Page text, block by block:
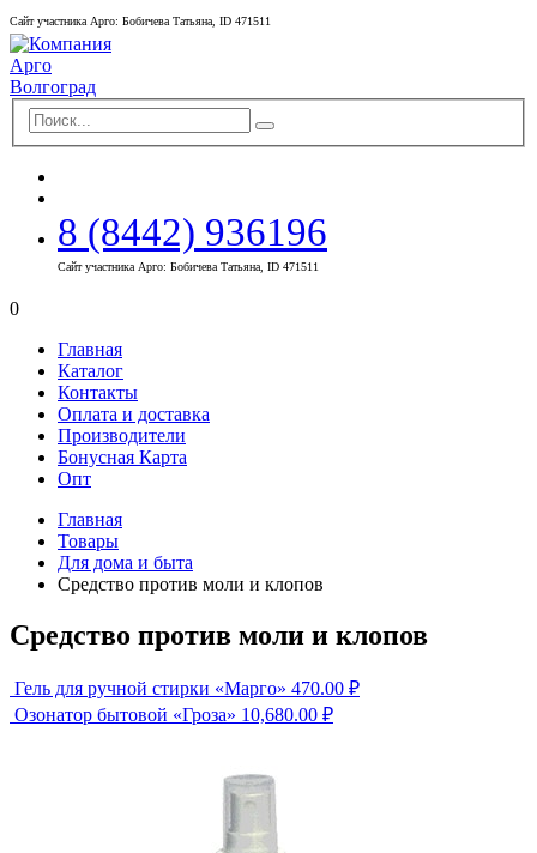
Сайт участника Арго: Бобичева Татьяна, ID 471511
8 (8442) 936196
Сайт участника Арго: Бобичева Татьяна, ID 471511
0
Главная
Каталог
Контакты
Оплата и доставка
Производители
Бонусная Карта
Опт
Главная
Товары
Для дома и быта
Средство против моли и клопов
Средство против моли и клопов
Гель для ручной стирки «Марго» 470.00 ₽
Озонатор бытовой «Гроза» 10,680.00 ₽